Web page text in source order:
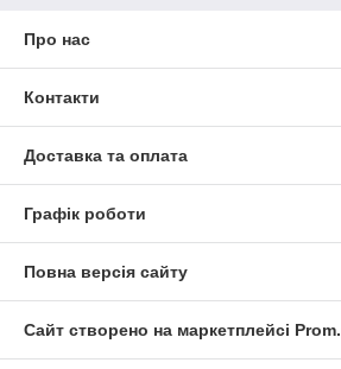
Про нас
Контакти
Доставка та оплата
Графік роботи
Повна версія сайту
Сайт створено на маркетплейсі